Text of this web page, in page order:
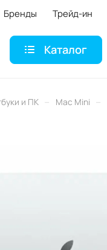
Бренды Трейд-ин
Каталог
и ПК – Mac Mini –